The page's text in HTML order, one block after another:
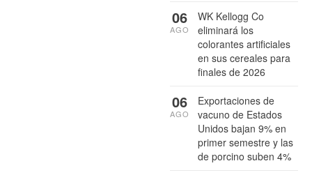
WK Kellogg Co
eliminará los
colorantes artificiales
en sus cereales para
finales de 2026
06
AGO
Exportaciones de
vacuno de Estados
Unidos bajan 9% en
primer semestre y las
de porcino suben 4%
06
AGO